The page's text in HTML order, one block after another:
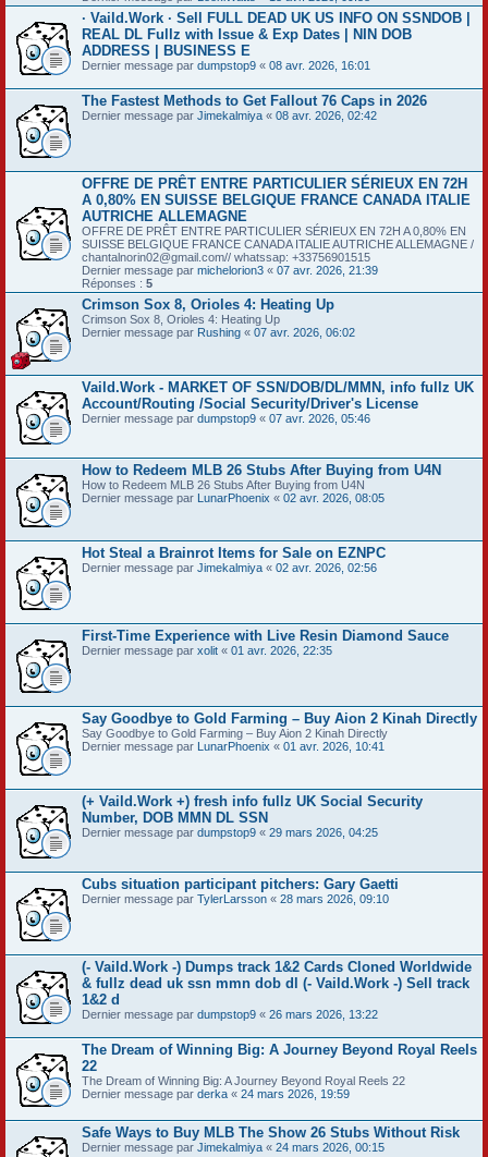
· Vaild.Work · Sell FULL DEAD UK US INFO ON SSNDOB |
REAL DL Fullz with Issue & Exp Dates | NIN DOB
ADDRESS | BUSINESS E
Dernier message par dumpstop9 « 08 avr. 2026, 16:01
The Fastest Methods to Get Fallout 76 Caps in 2026
Dernier message par Jimekalmiya « 08 avr. 2026, 02:42
OFFRE DE PRÊT ENTRE PARTICULIER SÉRIEUX EN 72H
A 0,80% EN SUISSE BELGIQUE FRANCE CANADA ITALIE
AUTRICHE ALLEMAGNE
OFFRE DE PRÊT ENTRE PARTICULIER SÉRIEUX EN 72H A 0,80% EN
SUISSE BELGIQUE FRANCE CANADA ITALIE AUTRICHE ALLEMAGNE /
chantalnorin02@gmail.com// whatssap: +33756901515
Dernier message par michelorion3 « 07 avr. 2026, 21:39
Réponses : 5
Crimson Sox 8, Orioles 4: Heating Up
Crimson Sox 8, Orioles 4: Heating Up
Dernier message par Rushing « 07 avr. 2026, 06:02
Vaild.Work - MARKET OF SSN/DOB/DL/MMN, info fullz UK
Account/Routing /Social Security/Driver's License
Dernier message par dumpstop9 « 07 avr. 2026, 05:46
How to Redeem MLB 26 Stubs After Buying from U4N
How to Redeem MLB 26 Stubs After Buying from U4N
Dernier message par LunarPhoenix « 02 avr. 2026, 08:05
Hot Steal a Brainrot Items for Sale on EZNPC
Dernier message par Jimekalmiya « 02 avr. 2026, 02:56
First-Time Experience with Live Resin Diamond Sauce
Dernier message par xolit « 01 avr. 2026, 22:35
Say Goodbye to Gold Farming – Buy Aion 2 Kinah Directly
Say Goodbye to Gold Farming – Buy Aion 2 Kinah Directly
Dernier message par LunarPhoenix « 01 avr. 2026, 10:41
(+ Vaild.Work +) fresh info fullz UK Social Security
Number, DOB MMN DL SSN
Dernier message par dumpstop9 « 29 mars 2026, 04:25
Cubs situation participant pitchers: Gary Gaetti
Dernier message par TylerLarsson « 28 mars 2026, 09:10
(- Vaild.Work -) Dumps track 1&2 Cards Cloned Worldwide
& fullz dead uk ssn mmn dob dl (- Vaild.Work -) Sell track
1&2 d
Dernier message par dumpstop9 « 26 mars 2026, 13:22
The Dream of Winning Big: A Journey Beyond Royal Reels
22
The Dream of Winning Big: A Journey Beyond Royal Reels 22
Dernier message par derka « 24 mars 2026, 19:59
Safe Ways to Buy MLB The Show 26 Stubs Without Risk
Dernier message par Jimekalmiya « 24 mars 2026, 00:15